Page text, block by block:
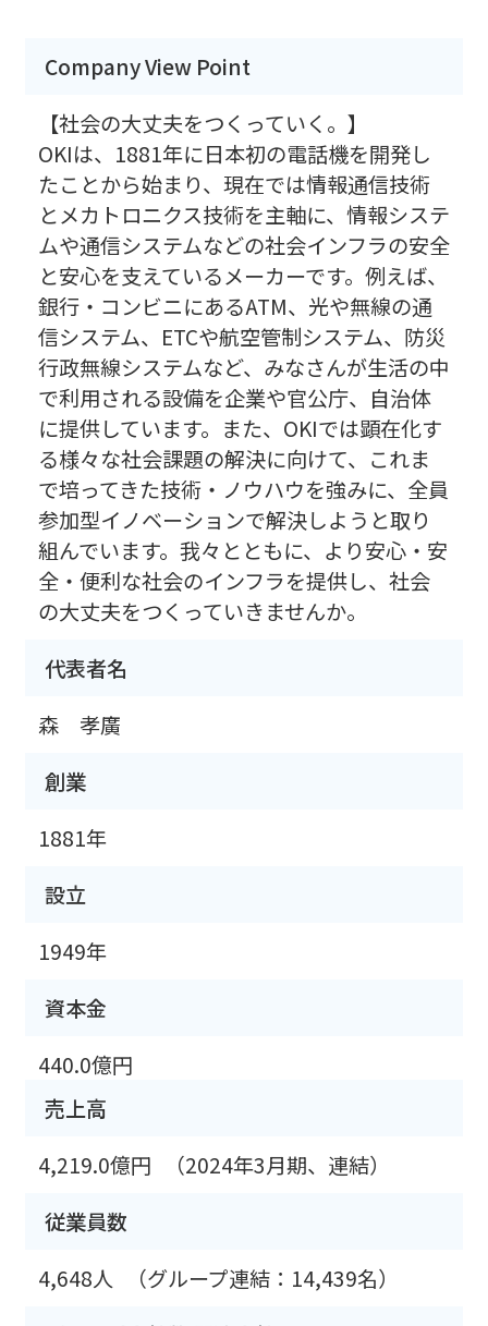
Company View Point
【社会の大丈夫をつくっていく。】
OKIは、1881年に日本初の電話機を開発し
たことから始まり、現在では情報通信技術
とメカトロニクス技術を主軸に、情報システ
ムや通信システムなどの社会インフラの安全
と安心を支えているメーカーです。例えば、
銀行・コンビニにあるATM、光や無線の通
信システム、ETCや航空管制システム、防災
行政無線システムなど、みなさんが生活の中
で利用される設備を企業や官公庁、自治体
に提供しています。また、OKIでは顕在化す
る様々な社会課題の解決に向けて、これま
で培ってきた技術・ノウハウを強みに、全員
参加型イノベーションで解決しようと取り
組んでいます。我々とともに、より安心・安
全・便利な社会のインフラを提供し、社会
の大丈夫をつくっていきませんか。
代表者名
森 孝廣
創業
1881年
設立
1949年
資本金
440.0億円
売上高
4,219.0億円
（2024年3月期、連結）
従業員数
4,648人
（グループ連結：14,439名）